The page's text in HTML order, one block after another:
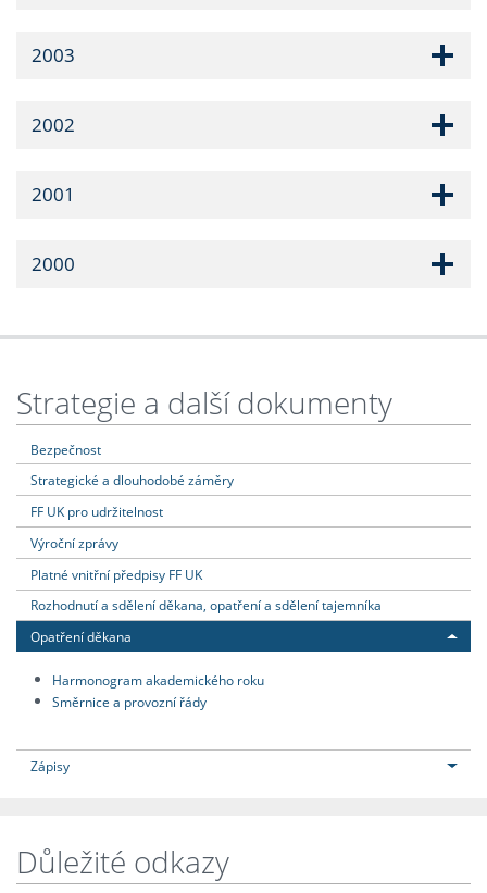
2003
2002
2001
2000
Strategie a další dokumenty
Bezpečnost
Strategické a dlouhodobé záměry
FF UK pro udržitelnost
Výroční zprávy
Platné vnitřní předpisy FF UK
Rozhodnutí a sdělení děkana, opatření a sdělení tajemníka
Opatření děkana
Harmonogram akademického roku
Směrnice a provozní řády
Zápisy
Důležité odkazy